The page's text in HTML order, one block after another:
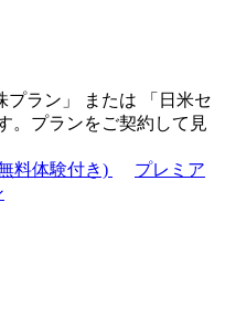
プラン 」 または 「 日米セ
。プランをご契約して見
料体験付き)
プレミア